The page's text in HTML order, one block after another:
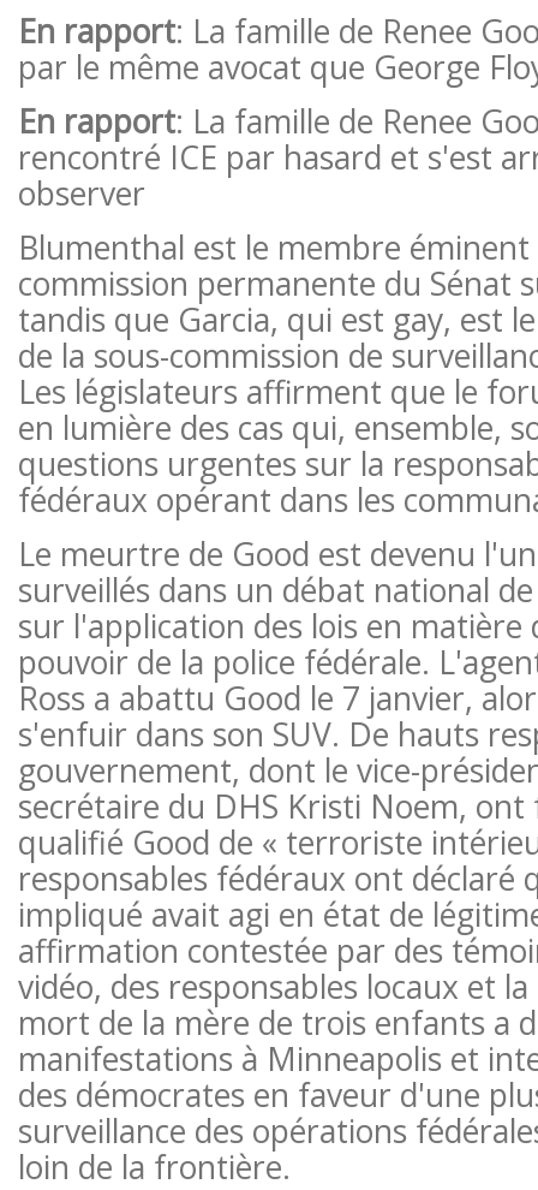
En rapport: La famille de Renee
par le même avocat que George
En rapport: La famille de Renee
rencontré ICE par hasard et s'est
observer
Blumenthal est le membre éminent
commission permanente du Sénat
tandis que Garcia, qui est gay, est
de la sous-commission de
Les législateurs affirment que le
en lumière des cas qui, ensemble,
questions urgentes sur la
fédéraux opérant dans les
Le meurtre de Good est devenu
surveillés dans un débat national
sur l'application des lois en
pouvoir de la police fédérale.
Ross a abattu Good le 7 janvier,
s'enfuir dans son SUV. De hauts
gouvernement, dont le vice-
secrétaire du DHS Kristi Noem, ont
qualifié Good de « terroriste
responsables fédéraux ont déclaré
impliqué avait agi en état de
affirmation contestée par des
vidéo, des responsables locaux et
mort de la mère de trois enfants a
manifestations à Minneapolis et
des démocrates en faveur d'une
surveillance des opérations
loin de la frontière.